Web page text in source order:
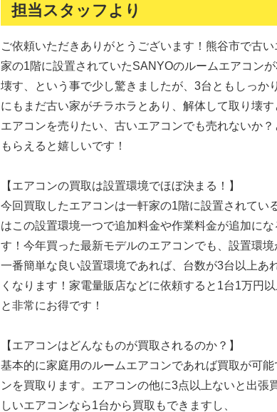
担当スタッフより
ご依頼いただきありがとうございます！熊谷市で古
家の1階に設置されていたSANYOのルームエアコン
壊す、という事で少し驚きましたが、3台ともしっ
にもまだ古い家がチラホラとあり、解体して取り壊
エアコンを売りたい、古いエアコンでも売れないか
もらえると嬉しいです！
【エアコンの買取は設置環境でほぼ決まる！】
今回買取したエアコンは一軒家の1階に設置されてい
はこの設置環境一つで追加料金や作業料金が追加に
す！今年買った最新モデルのエアコンでも、設置環
一番簡単な良い設置環境であれば、台数が3台以上あ
くなります！家電量販店などに依頼すると1台1万円
と非常にお得です！
【エアコンはどんなものが買取されるのか？】
基本的に家庭用のルームエアコンであれば買取が可
ンを買取ります。エアコンの他に3点以上ないと出
しいエアコンなら1台から買取もできますし、